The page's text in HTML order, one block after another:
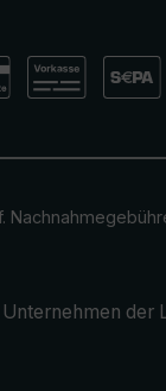
der